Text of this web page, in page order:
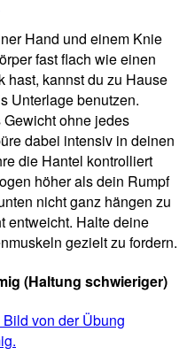
Hand und einem Knie
fast flach wie einen
hast, kannst du zu Hause
Unterlage benutzen.
ohne jedes
dabei intensiv in deinen
die Hantel kontrolliert
höher als dein Rumpf
nicht ganz hängen zu
entweicht. Halte deine
gezielt zu fordern.
(Haltung schwieriger)